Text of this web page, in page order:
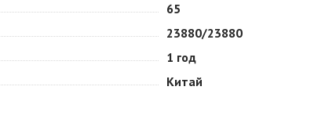
65
23880/23880
1 год
Китай